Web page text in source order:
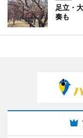
足立・
奏も